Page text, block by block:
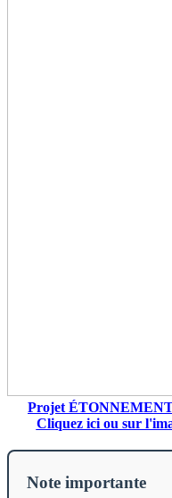
Projet
Cliquez ici ou sur
Note importante